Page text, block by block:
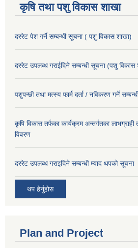
कृषि तथा पशु विकास शाखा
दररेट पेश गर्ने सम्बन्धी सूचना ( पशु विकास शाखा)
दररेट उपलव्ध गराईदिने सम्बन्धी सूचना (पशु विकास
पशुपन्छी तथा मत्स्य फार्म दर्ता / नविकरण गर्ने
कृषि विकास तर्फका कार्यक्रम अन्तर्गतका
विवरण
दररेट उपलब्ध गराइदिने सम्बन्धी म्याद थपको सूचना
थप हेर्नुहोस
Plan and Project